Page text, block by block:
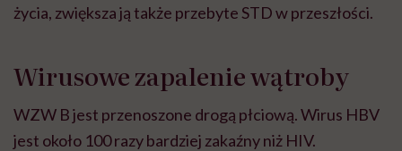
życia, zwiększa ją także przebyte STD w przeszłości.
Wirusowe zapalenie wątroby
WZW B jest przenoszone drogą płciową. Wirus HBV
jest około 100 razy bardziej zakaźny niż HIV.